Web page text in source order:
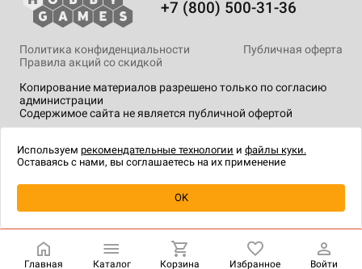
Купить| 1 490 ₽
+7 (800) 500-31-36
Копирование материалов разрешено только по согласию
администрации
Содержимое сайта не является публичной офертой
Политика конфиденциальности
Публичная оферта
Правила акций со скидкой
технологии.
Главная Каталог Корзина Избранное Войти
Используем рекомендательные технологии и файлы куки.
Оставаясь с нами, вы соглашаетесь на их применение
OK